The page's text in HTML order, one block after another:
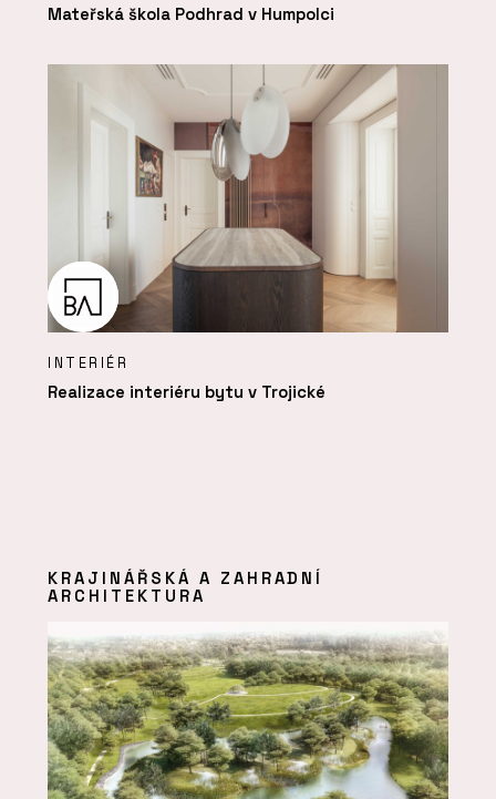
Mateřská škola Podhrad v Humpolci
INTERIÉR
Realizace interiéru bytu v Trojické
KRAJINÁŘSKÁ A ZAHRADNÍ
ARCHITEKTURA